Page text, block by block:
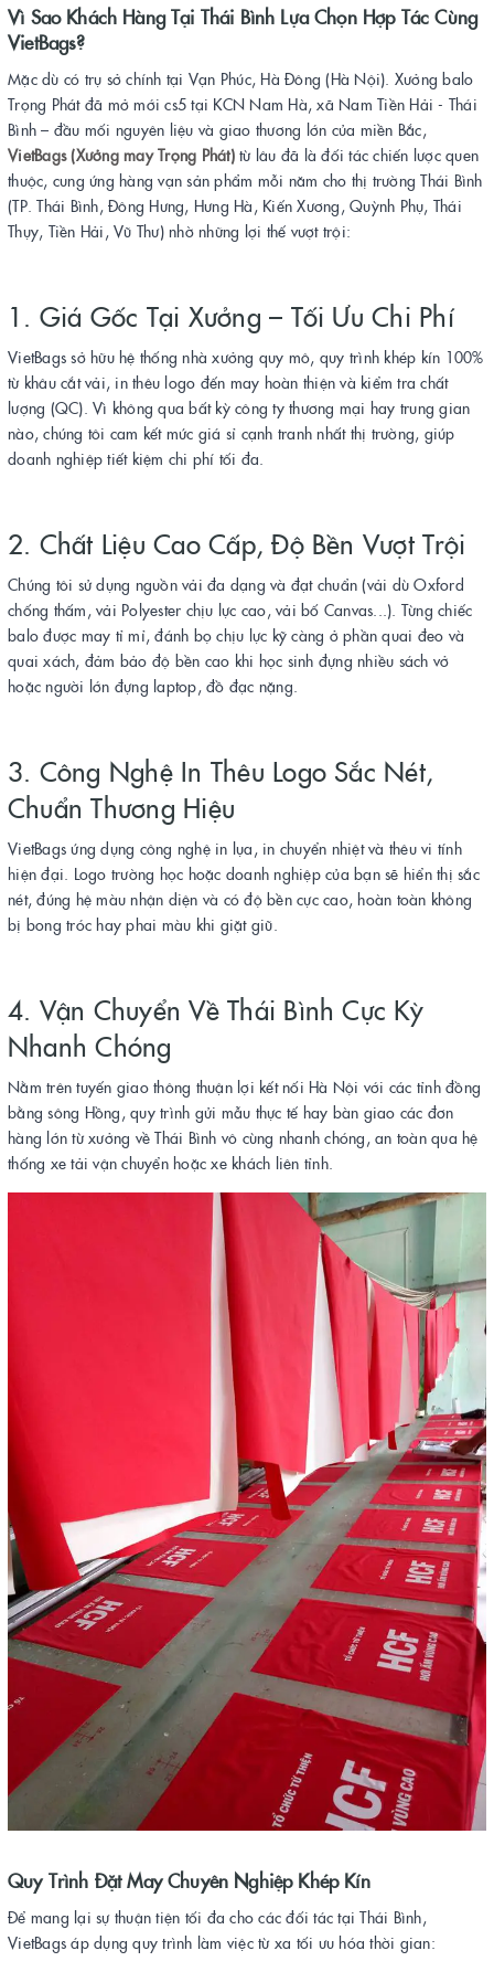
Vì Sao Khách Hàng Tại Thái Bình Lựa Chọn Hợp Tác Cùng
VietBags?
Mặc dù có trụ sở chính tại Vạn Phúc, Hà Đông (Hà Nội). Xưởng balo
Trọng Phát đã mở mới cs5 tại KCN Nam Hà, xã Nam Tiền Hải - Thái
Bình – đầu mối nguyên liệu và giao thương lớn của miền Bắc,
VietBags (Xưởng may Trọng Phát) từ lâu đã là đối tác chiến lược quen
thuộc, cung ứng hàng vạn sản phẩm mỗi năm cho thị trường Thái Bình
(TP. Thái Bình, Đông Hưng, Hưng Hà, Kiến Xương, Quỳnh Phụ, Thái
Thụy, Tiền Hải, Vũ Thư) nhờ những lợi thế vượt trội:
1. Giá Gốc Tại Xưởng – Tối Ưu Chi Phí
VietBags sở hữu hệ thống nhà xưởng quy mô, quy trình khép kín 100%
từ khâu cắt vải, in thêu logo đến may hoàn thiện và kiểm tra chất
lượng (QC). Vì không qua bất kỳ công ty thương mại hay trung gian
nào, chúng tôi cam kết mức giá sỉ cạnh tranh nhất thị trường, giúp
doanh nghiệp tiết kiệm chi phí tối đa.
2. Chất Liệu Cao Cấp, Độ Bền Vượt Trội
Chúng tôi sử dụng nguồn vải đa dạng và đạt chuẩn (vải dù Oxford
chống thấm, vải Polyester chịu lực cao, vải bố Canvas...). Từng chiếc
balo được may tỉ mỉ, đánh bọ chịu lực kỹ càng ở phần quai đeo và
quai xách, đảm bảo độ bền cao khi học sinh đựng nhiều sách vở
hoặc người lớn đựng laptop, đồ đạc nặng.
3. Công Nghệ In Thêu Logo Sắc Nét,
Chuẩn Thương Hiệu
VietBags ứng dụng công nghệ in lụa, in chuyển nhiệt và thêu vi tính
hiện đại. Logo trường học hoặc doanh nghiệp của bạn sẽ hiển thị sắc
nét, đúng hệ màu nhận diện và có độ bền cực cao, hoàn toàn không
bị bong tróc hay phai màu khi giặt giũ.
4. Vận Chuyển Về Thái Bình Cực Kỳ
Nhanh Chóng
Nằm trên tuyến giao thông thuận lợi kết nối Hà Nội với các tỉnh đồng
bằng sông Hồng, quy trình gửi mẫu thực tế hay bàn giao các đơn
hàng lớn từ xưởng về Thái Bình vô cùng nhanh chóng, an toàn qua hệ
thống xe tải vận chuyển hoặc xe khách liên tỉnh.
Quy Trình Đặt May Chuyên Nghiệp Khép Kín
Để mang lại sự thuận tiện tối đa cho các đối tác tại Thái Bình,
VietBags áp dụng quy trình làm việc từ xa tối ưu hóa thời gian: